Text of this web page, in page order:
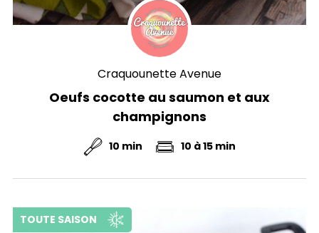
Craquounette Avenue
Oeufs cocotte au saumon et aux
champignons
10 min 10 à 15 min
TOUTE SAISON